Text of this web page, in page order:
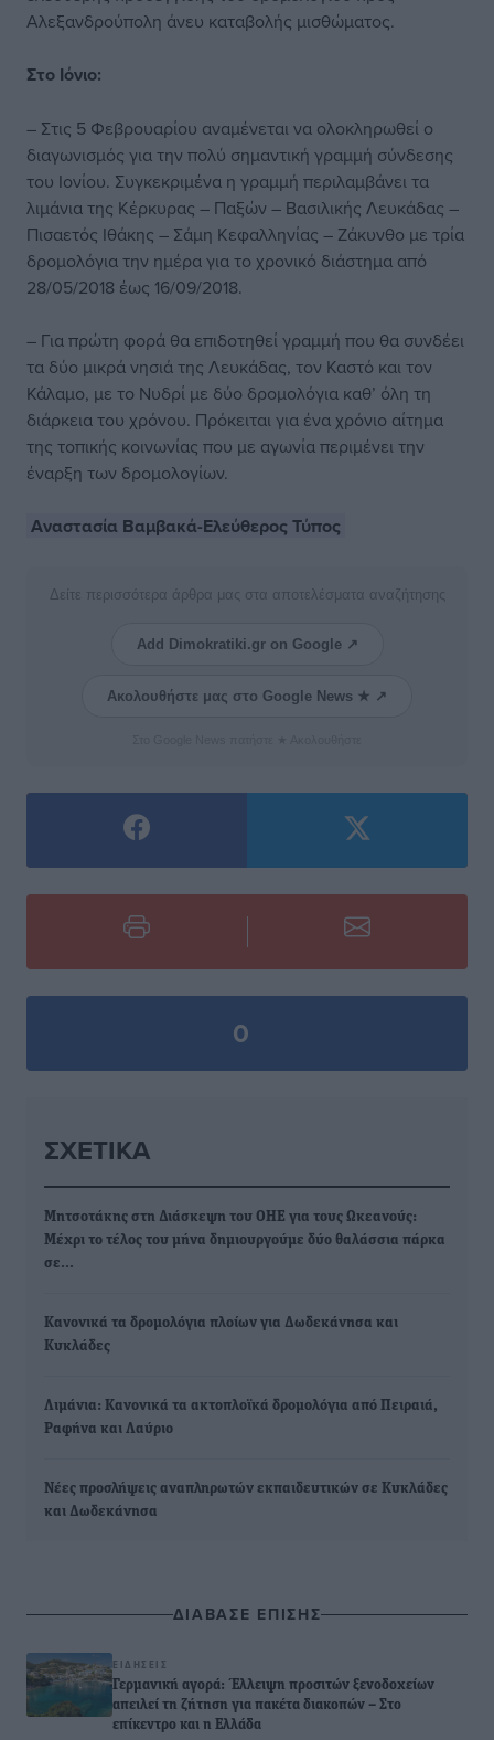
Αλεξανδρούπολη άνευ καταβολής μισθώματος.
Στο Ιόνιο:
– Στις 5 Φεβρουαρίου αναμένεται να ολοκληρωθεί ο
διαγωνισμός για την πολύ σημαντική γραμμή σύνδεσης
του Ιονίου. Συγκεκριμένα η γραμμή περιλαμβάνει τα
λιμάνια της Κέρκυρας – Παξών – Βασιλικής Λευκάδας –
Πισαετός Ιθάκης – Σάμη Κεφαλληνίας – Ζάκυνθο με τρία
δρομολόγια την ημέρα για το χρονικό διάστημα από
28/05/2018 έως 16/09/2018.
– Για πρώτη φορά θα επιδοτηθεί γραμμή που θα συνδέει
τα δύο μικρά νησιά της Λευκάδας, τον Καστό και τον
Κάλαμο, με το Νυδρί με δύο δρομολόγια καθ’ όλη τη
διάρκεια του χρόνου. Πρόκειται για ένα χρόνιο αίτημα
της τοπικής κοινωνίας που με αγωνία περιμένει την
έναρξη των δρομολογίων.
Αναστασία Βαμβακά-Ελεύθερος Τύπος
Δείτε περισσότερα άρθρα μας στα αποτελέσματα αναζήτησης
Add Dimokratiki.gr on Google ↗
Ακολουθήστε μας στο Google News ★ ↗
0
ΣΧΕΤΙΚΆ
Μητσοτάκης στη Διάσκεψη του ΟΗΕ για τους Ωκεανούς:
Μέχρι το τέλος του μήνα δημιουργούμε δύο θαλάσσια πάρκα
σε…
Κανονικά τα δρομολόγια πλοίων για Δωδεκάνησα και
Κυκλάδες
Λιμάνια: Κανονικά τα ακτοπλοϊκά δρομολόγια από Πειραιά,
Ραφήνα και Λαύριο
Νέες προσλήψεις αναπληρωτών εκπαιδευτικών σε Κυκλάδες
και Δωδεκάνησα
ΔΙΑΒΑΣΕ ΕΠΙΣΗΣ
ΕΙΔΉΣΕΙΣ
Γερμανική αγορά: Έλλειψη προσιτών ξενοδοχείων
απειλεί τη ζήτηση για πακέτα διακοπών – Στο
επίκεντρο και η Ελλάδα